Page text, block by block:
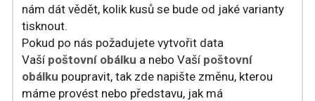
nám dát vědět, kolik kusů se bude od jaké varianty
tisknout.
Pokud po nás požadujete vytvořit data
Vaší poštovní obálku a nebo Vaší poštovní
obálku poupravit, tak zde napište změnu, kterou
máme provést nebo představu, jak má